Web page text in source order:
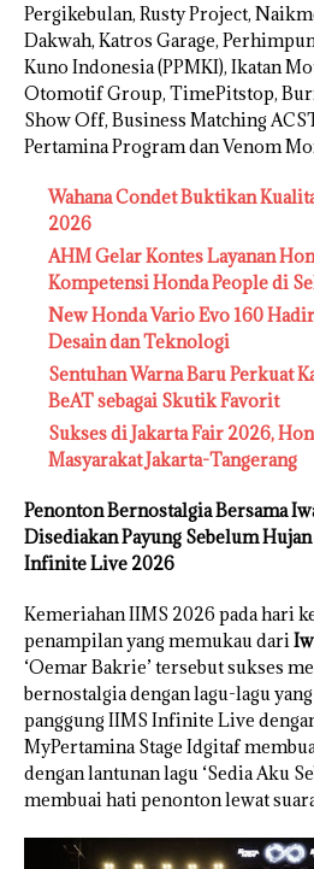
Pergikebulan, Rusty Project,
Dakwah, Katros Garage,
Kuno Indonesia (PPMKI), Ikatan
Otomotif Group, TimePitstop,
Show Off, Business Matching
Pertamina Program dan Venom
Wahana Condet Buktikan
2026
AHM Gelar Kontes Layanan
Kompetensi Honda People di
New Honda Vario Evo 160
Desain dan Teknologi
Sentuhan Warna Baru Perkuat
BeAT sebagai Skutik Favorit
Sukses di Jakarta Fair 2026,
Masyarakat Jakarta-Tangerang
Penonton Bernostalgia Bersama
Disediakan Payung Sebelum
Infinite Live 2026
Kemeriahan IIMS 2026 pada hari
penampilan yang memukau dari
‘Oemar Bakrie’ tersebut sukses
bernostalgia dengan lagu-lagu
panggung IIMS Infinite Live
MyPertamina Stage Idgitaf
dengan lantunan lagu ‘Sedia Aku
membuai hati penonton lewat